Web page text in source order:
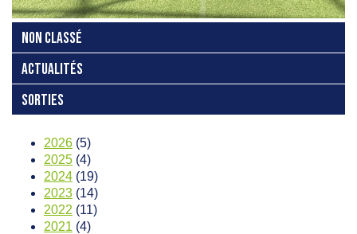
NON CLASSÉ
ACTUALITÉS
SORTIES
2026 (5)
2025 (4)
2024 (19)
2023 (14)
2022 (11)
2021 (4)